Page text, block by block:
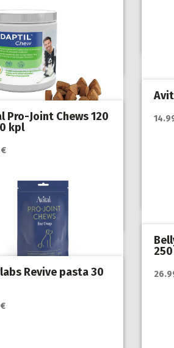
terveys Koiran nivelet
Öljyt, vitamiinit ja
/ osta tuote
terveys ,Koirat
koiran stressiin ja
Öljyt, vitamiinit ja
Pro-Joint Chews 120
kpl
sivulla
Revive pasta 30